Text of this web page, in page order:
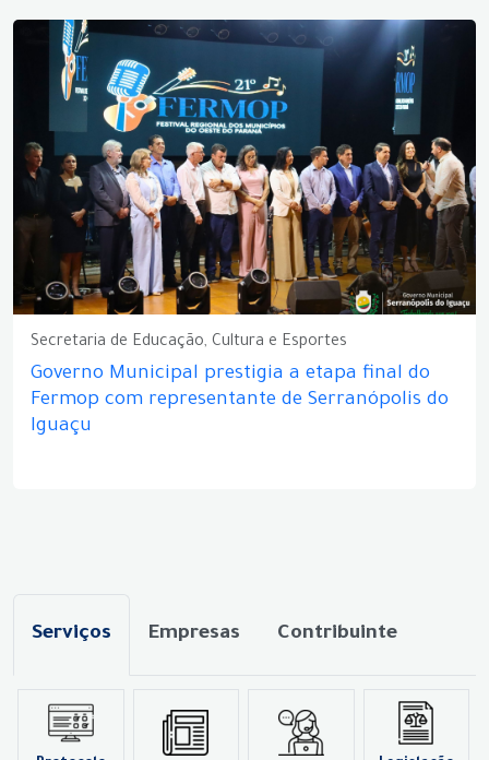
Secretaria de Educação, Cultura e Esportes
Governo Municipal prestigia a etapa final do
Fermop com representante de Serranópolis do
Iguaçu
Serviços Empresas Contribuinte